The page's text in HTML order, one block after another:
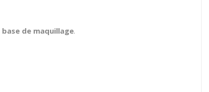
base de maquillage.